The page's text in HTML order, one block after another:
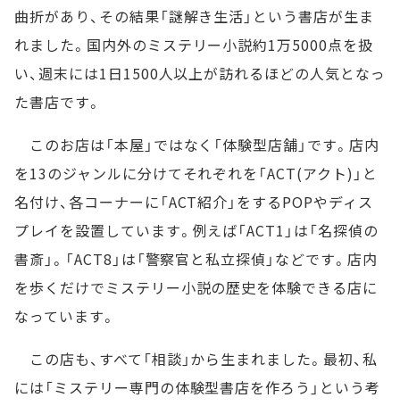
曲折があり、その結果「謎解き生活」という書店が生ま
れました。国内外のミステリー小説約1万5000点を扱
い、週末には1日1500人以上が訪れるほどの人気となっ
た書店です。
このお店は「本屋」ではなく「体験型店舗」です。店内
を13のジャンルに分けてそれぞれを「ACT(アクト)」と
名付け、各コーナーに「ACT紹介」をするPOPやディス
プレイを設置しています。例えば「ACT1」は「名探偵の
書斎」。「ACT8」は「警察官と私立探偵」などです。店内
を歩くだけでミステリー小説の歴史を体験できる店に
なっています。
この店も、すべて「相談」から生まれました。最初、私
には「ミステリー専門の体験型書店を作ろう」という考